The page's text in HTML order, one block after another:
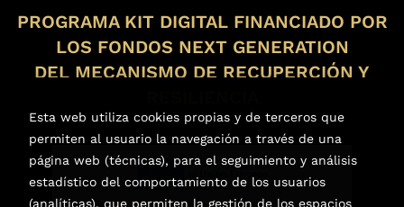
PROGRAMA KIT DIGITAL FINANCIADO POR
LOS FONDOS NEXT GENERATION
DEL MECANISMO DE RECUPERCIÓN Y
Esta web utiliza cookies propias y de terceros que
permiten al usuario la navegación a través de una
página web (técnicas), para el seguimiento y análisis
estadístico del comportamiento de los usuarios
(analíticas), que permiten la gestión de los espacios